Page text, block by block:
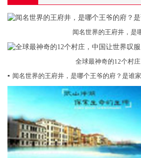
闻名世界的王府井，是
全球最神奇的12个村庄
▪ 闻名世界的王府井，是哪个王爷的府？是谁